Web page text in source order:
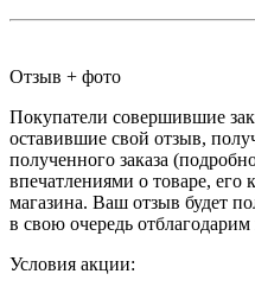
Отзыв + фото
Покупатели совершившие
оставившие свой отзыв,
полученного заказа
впечатлениями о товаре, его
магазина. Ваш отзыв будет
в свою очередь отблагодарим
Условия акции: